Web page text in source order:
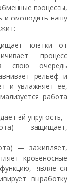
процессы,
и омолодить нашу
клетки от
процесс
свою очередь
рельеф и
и увлажняет ее,
работа
ей упругость,
— защищает,
— заживляет,
кровеносные
является
выработку